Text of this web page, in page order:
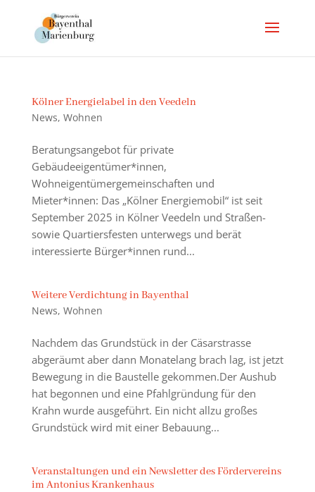
Kölner Energielabel in den Veedeln
News, Wohnen
Beratungsangebot für private
Gebäudeeigentümer*innen,
Wohneigentümergemeinschaften und
Mieter*innen: Das „Kölner Energiemobil“ ist seit
September 2025 in Kölner Veedeln und Straßen-
sowie Quartiersfesten unterwegs und berät
interessierte Bürger*innen rund...
Weitere Verdichtung in Bayenthal
News, Wohnen
Nachdem das Grundstück in der Cäsarstrasse
abgeräumt aber dann Monatelang brach lag, ist jetzt
Bewegung in die Baustelle gekommen.Der Aushub
hat begonnen und eine Pfahlgründung für den
Krahn wurde ausgeführt. Ein nicht allzu großes
Grundstück wird mit einer Bebauung...
Veranstaltungen und ein Newsletter des Fördervereins
im Antonius Krankenhaus